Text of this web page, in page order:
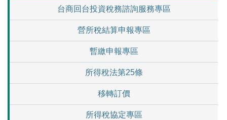
台商回台投資稅務諮詢服務專區
營所稅結算申報專區
暫繳申報專區
所得稅法第25條
移轉訂價
所得稅協定專區